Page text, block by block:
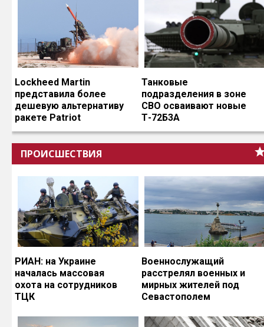
Lockheed Martin
представила более
дешевую альтернативу
ракете Patriot
Танковые
подразделения в зоне
СВО осваивают новые
Т-72Б3А
ПРОИСШЕСТВИЯ
РИАН: на Украине
началась массовая
охота на сотрудников
ТЦК
Военнослужащий
расстрелял военных и
мирных жителей под
Севастополем